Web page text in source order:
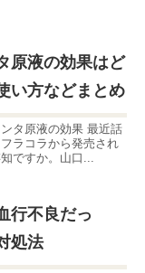
原液の効果はど
い方などまとめ
タ原液の効果 最近話
ラコラから発売され
ですか。山口...
行不良だっ
処法